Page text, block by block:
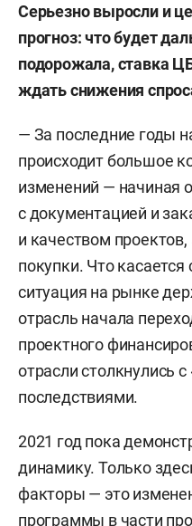
Серьезно выросли и
прогноз: что будет
подорожала, ставка
ждать снижения
— За последние годы
происходит большое
изменений — начиная
с документацией и
и качеством
покупки. Что
ситуация на рынке
отрасль начала
проектного
отрасли столкнулись
последствиями.
2021 год пока
динамику. Только
факторы — это
программы в части